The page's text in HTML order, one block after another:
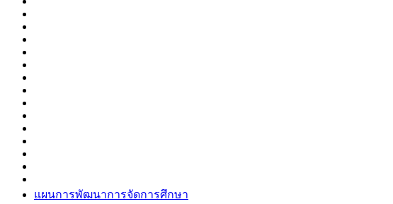
แผนการพัฒนาการจัดการศึกษา